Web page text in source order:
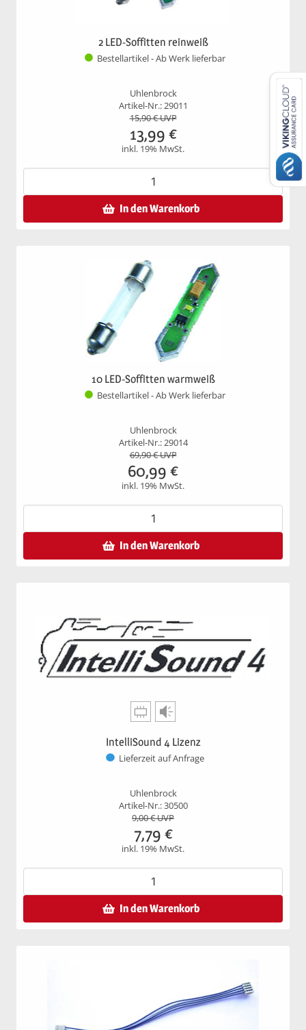
2 LED-Soffitten reinweiß
Bestellartikel - Ab Werk lieferbar
Uhlenbrock
Artikel-Nr.: 29011
15,90€ UVP
13,99 €
inkl. 19% MwSt.
In den Warenkorb
10 LED-Soffitten warmweiß
Bestellartikel - Ab Werk lieferbar
Uhlenbrock
Artikel-Nr.: 29014
69,90€ UVP
60,99 €
inkl. 19% MwSt.
In den Warenkorb
IntelliSound 4 Lizenz
Lieferzeit auf Anfrage
Uhlenbrock
Artikel-Nr.: 30500
9,00€ UVP
7,79 €
inkl. 19% MwSt.
In den Warenkorb